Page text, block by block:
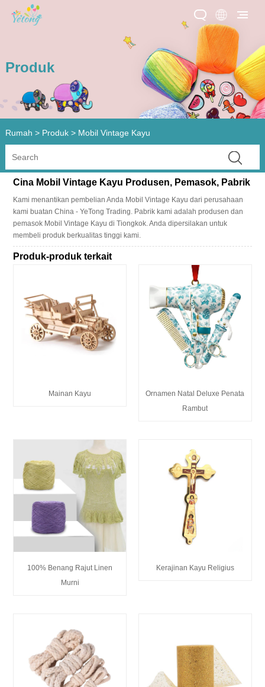
Produk
Rumah > Produk > Mobil Vintage Kayu
Cina Mobil Vintage Kayu Produsen, Pemasok, Pabrik
Kami menantikan pembelian Anda Mobil Vintage Kayu dari perusahaan
kami buatan China - YeTong Trading. Pabrik kami adalah produsen dan
pemasok Mobil Vintage Kayu di Tiongkok. Anda dipersilakan untuk
membeli produk berkualitas tinggi kami.
Produk-produk terkait
Mainan Kayu
Ornamen Natal Deluxe Penata
Rambut
100% Benang Rajut Linen
Murni
Kerajinan Kayu Religius